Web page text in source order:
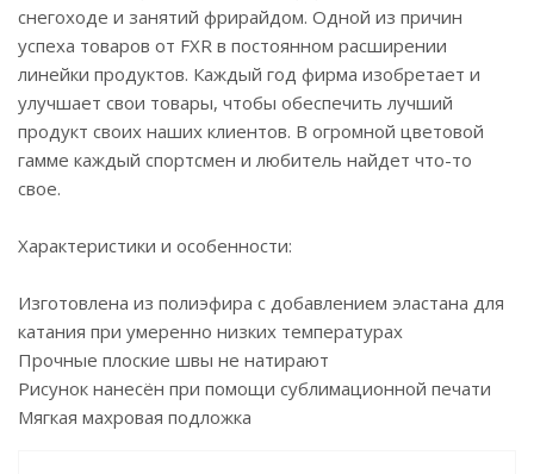
снегоходе и занятий фрирайдом. Одной из причин
успеха товаров от FXR в постоянном расширении
линейки продуктов. Каждый год фирма изобретает и
улучшает свои товары, чтобы обеспечить лучший
продукт своих наших клиентов. В огромной цветовой
гамме каждый спортсмен и любитель найдет что-то
свое.
Характеристики и особенности:
Изготовлена из полиэфира с добавлением эластана для
катания при умеренно низких температурах
Прочные плоские швы не натирают
Рисунок нанесён при помощи сублимационной печати
Мягкая махровая подложка